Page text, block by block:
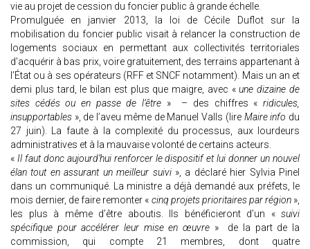
vie au projet de cession du foncier public à grande échelle.
Promulguée en janvier 2013, la loi de Cécile Duflot sur la
mobilisation du foncier public visait à relancer la construction de
logements sociaux en permettant aux collectivités territoriales
d’acquérir à bas prix, voire gratuitement, des terrains appartenant à
l’État ou à ses opérateurs (RFF et SNCF notamment). Mais un an et
demi plus tard, le bilan est plus que maigre, avec «une dizaine de
sites cédés ou en passe de l’être » – des chiffres « ridicules,
insupportables », de l’aveu même de Manuel Valls (lire Maire info du
27 juin). La faute à la complexité du processus, aux lourdeurs
administratives et à la mauvaise volonté de certains acteurs.
« Il faut donc aujourd’hui renforcer le dispositif et lui donner un nouvel
élan tout en assurant un meilleur suivi», a déclaré hier Sylvia Pinel
dans un communiqué. La ministre a déjà demandé aux préfets, le
mois dernier, de faire remonter « cinq projets prioritaires par région»,
les plus à même d’être aboutis. Ils bénéficieront d’un «suivi
spécifique pour accélérer leur mise en œuvre » de la part de la
commission, qui compte 21 membres, dont quatre